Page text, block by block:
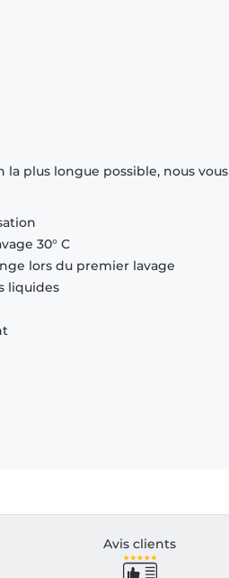
la plus longue possible, nous
30° C
lors du premier lavage
liquides
Avis clients